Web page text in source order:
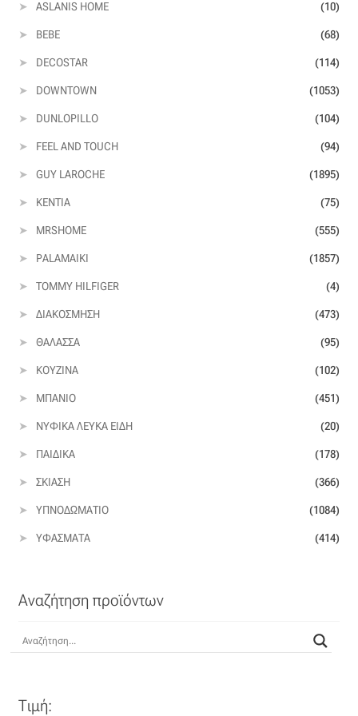
Οργάντζα με κέντημα
Οργάντζα με ταφτά
Οργάντζα με φλοκ
Οργάντζα μεταξωτή
Οργάντζα ντεβορέ
Οργάντζα τσαλακωτή
Σενίλ
Ταφτάς (ταυτάς)
Ταφτάς μεταξωτός
Τζιν
Υφαντό
Ψάθα
ASLANIS HOME (10)
BEBE (68)
DECOSTAR (114)
DOWNTOWN (1053)
DUNLOPILLO (104)
FEEL AND TOUCH (94)
GUY LAROCHE (1895)
KENTIA (75)
MRSHOME (555)
PALAMAIKI (1857)
TOMMY HILFIGER (4)
ΔΙΑΚΌΣΜΗΣΗ (473)
ΘΆΛΑΣΣΑ (95)
ΚΟΥΖΊΝΑ (102)
ΜΠΆΝΙΟ (451)
ΝΥΦΙΚΆ ΛΕΥΚΆ ΕΊΔΗ (20)
ΠΑΙΔΙΚΆ (178)
ΣΚΊΑΣΗ (366)
ΥΠΝΟΔΩΜΆΤΙΟ (1084)
ΥΦΆΣΜΑΤΑ (414)
Αναζήτηση προϊόντων
Τιμή: